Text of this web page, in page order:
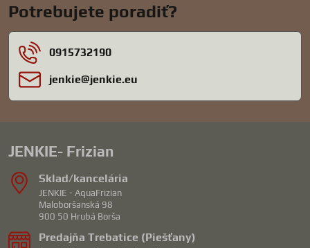
Potrebujete poradiť?
0915732190
jenkie​@jenkie​.eu
JENKIE- Frizian
Sklad/kancelária
JENKIE - AquaFrizian
Maloboršanská 98
900 50 Hrubá Borša
Predajňa Trebatice (Piešťany)